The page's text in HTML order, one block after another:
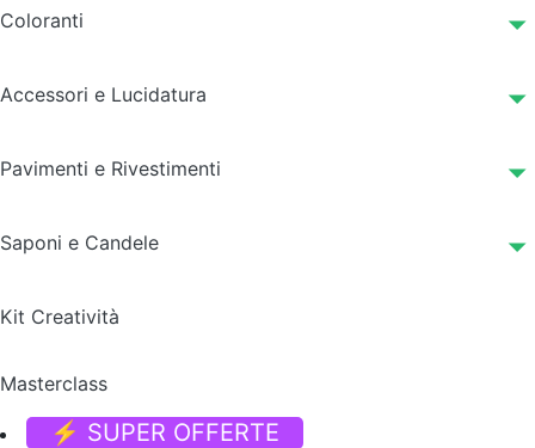
Coloranti
Accessori e Lucidatura
Pavimenti e Rivestimenti
Saponi e Candele
Kit Creatività
Masterclass
⚡ SUPER OFFERTE